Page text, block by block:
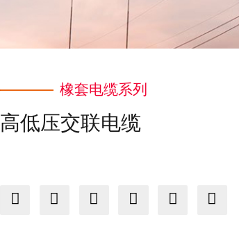
橡套电缆系列
高低压交联电缆